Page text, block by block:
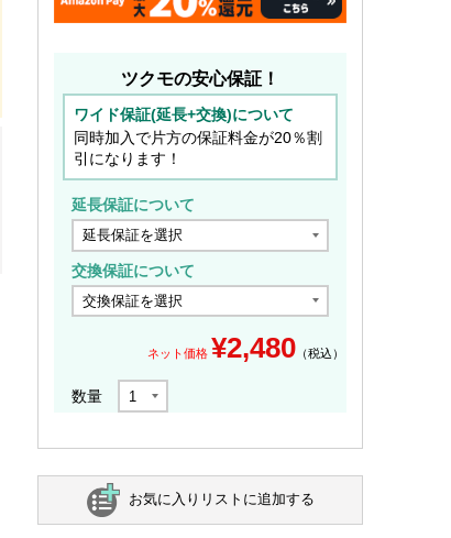
ツクモの安心保証！
ワイド保証(延長+交換)について
同時加入で片方の保証料金が20％割
引になります！
延長保証について
交換保証について
ネット価格 ¥2,480 （税込）
数量
お気に入りリストに追加する